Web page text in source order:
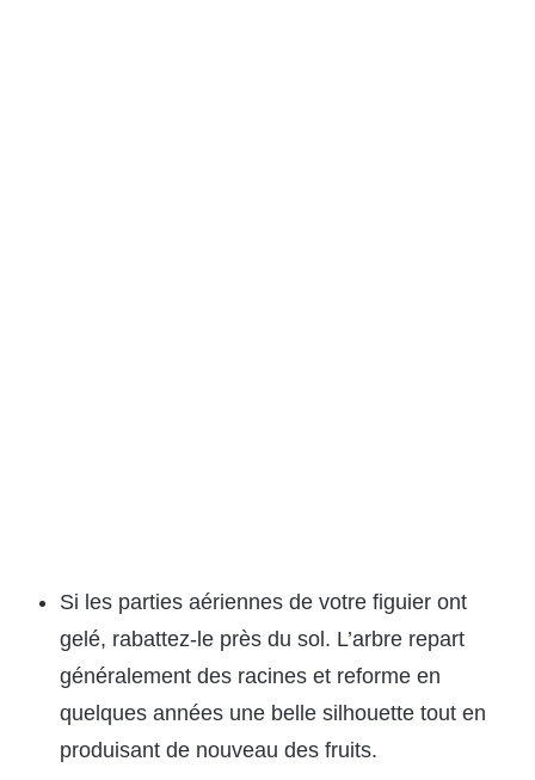
Si les parties aériennes de votre figuier ont
gelé, rabattez-le près du sol. L’arbre repart
généralement des racines et reforme en
quelques années une belle silhouette tout en
produisant de nouveau des fruits.